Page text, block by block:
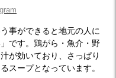
事ができると地元の人に
です。鶏がら・魚介・野
が効いており、さっぱり
スープとなっています。